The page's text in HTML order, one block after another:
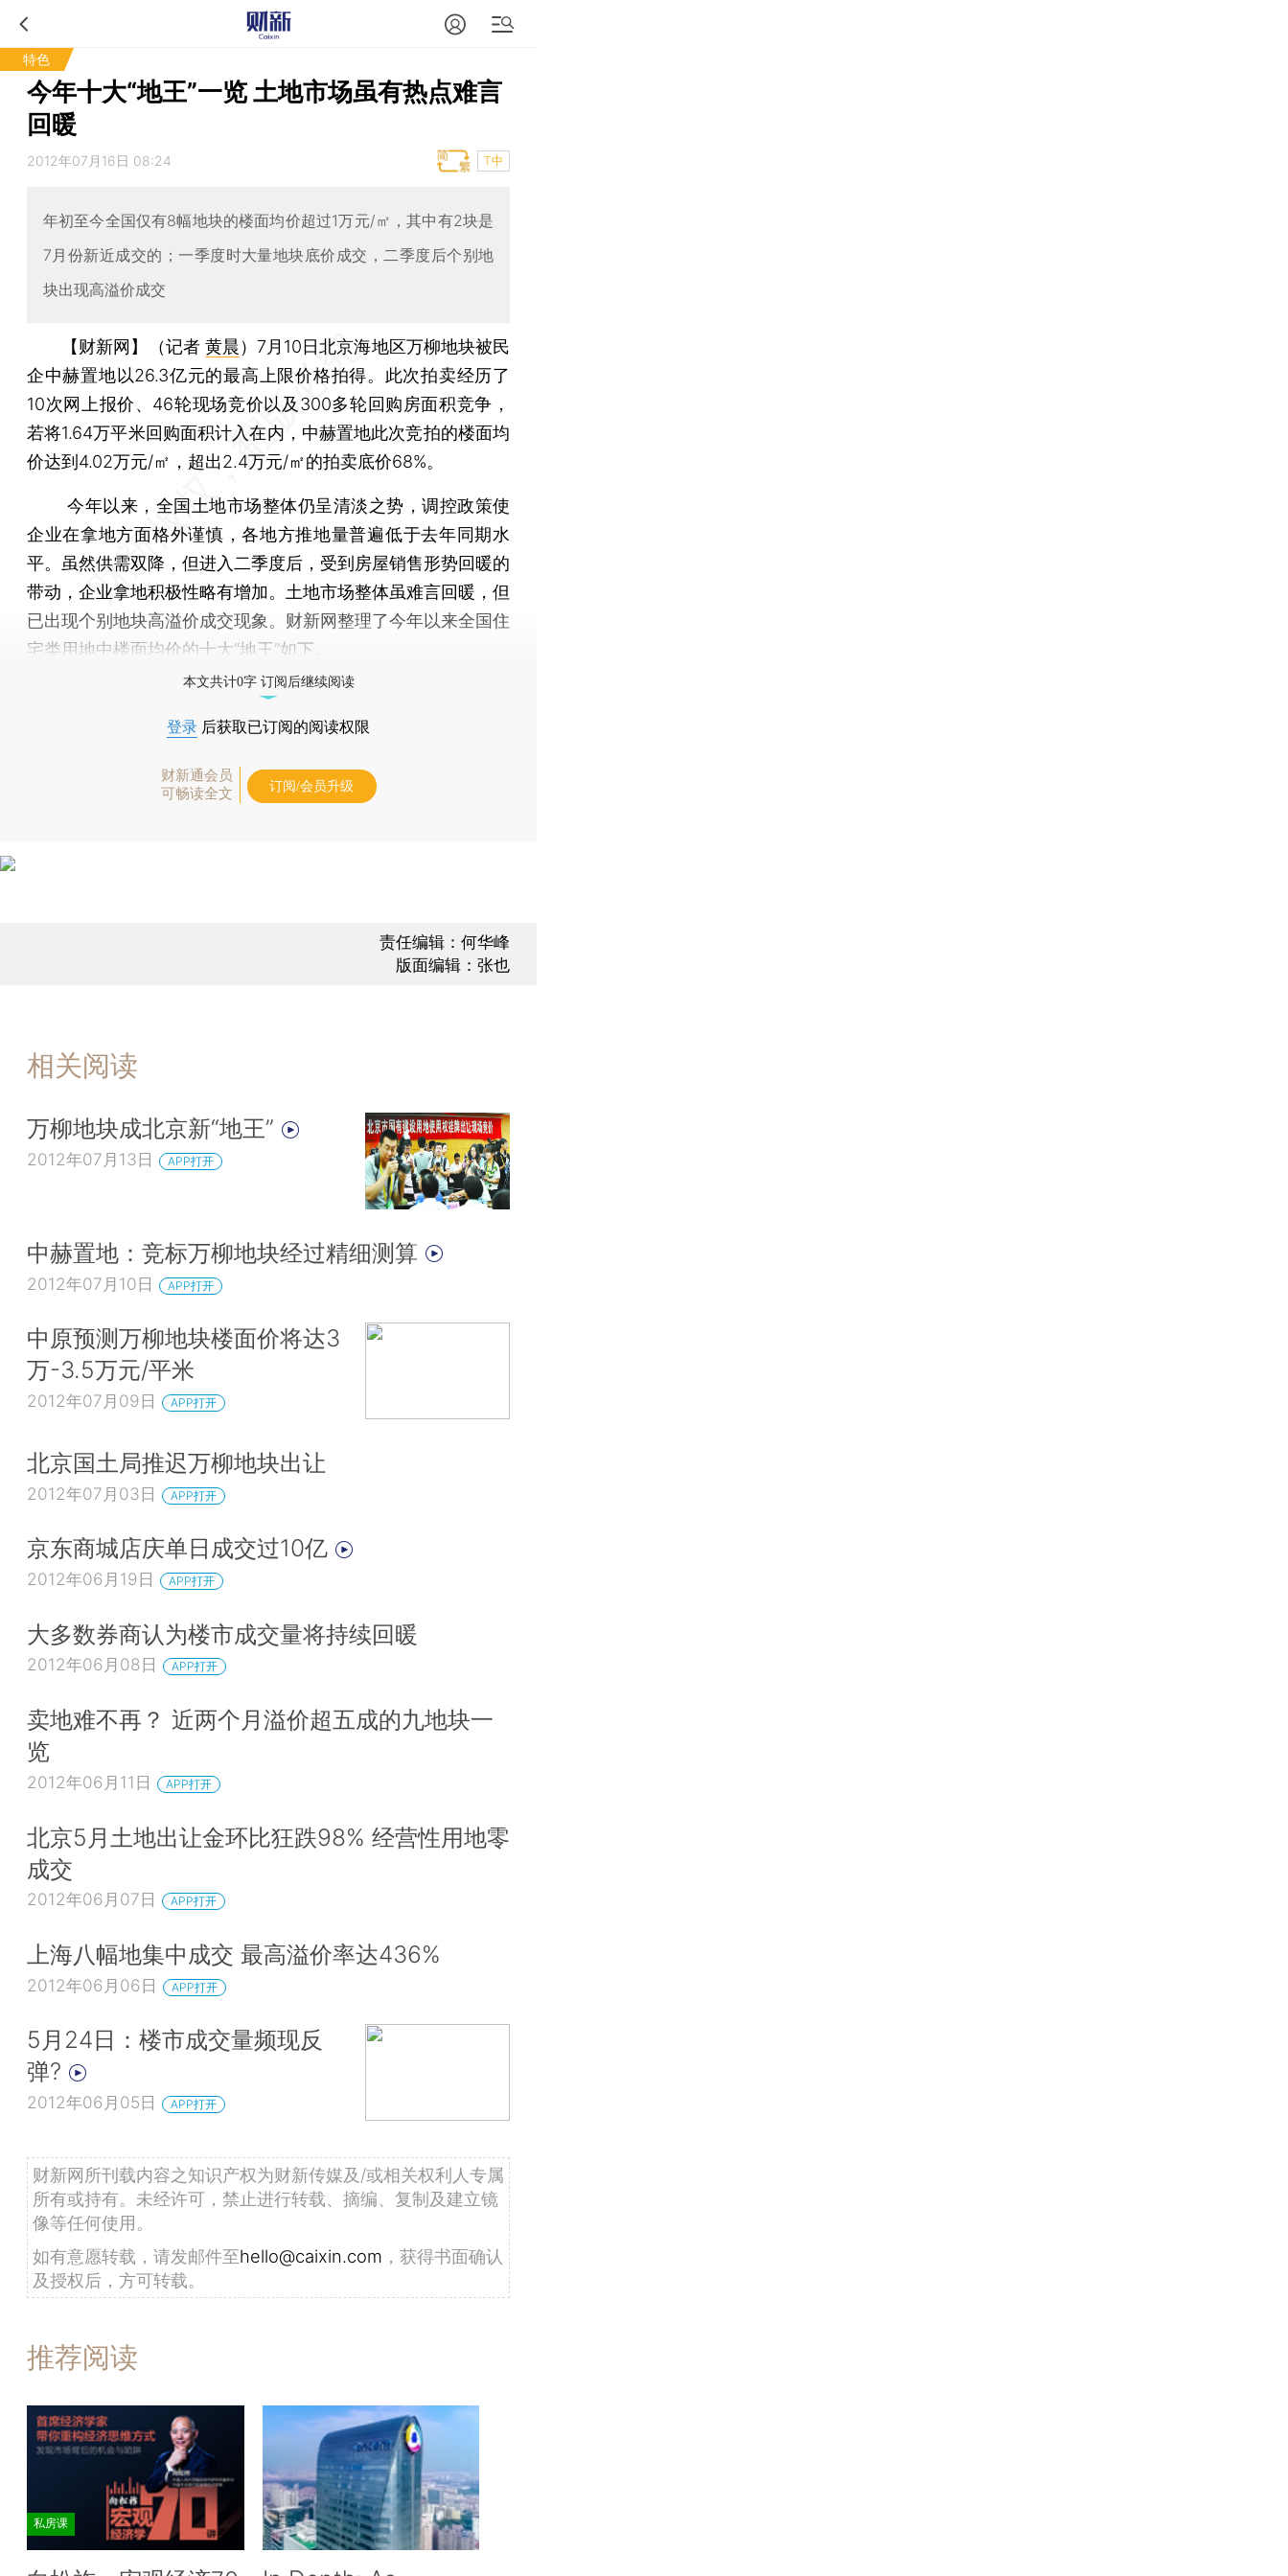
特色
今年十大“地王”一览 土地市场虽有热点难言
回暖
2012年07月16日 08:24 T中
年初至今全国仅有8幅地块的楼面均价超过1万元/㎡，其中有2块是
7月份新近成交的；一季度时大量地块底价成交，二季度后个别地
块出现高溢价成交
【财新网】（记者 黄晨） 7月10日北京海地区万柳地块被民
企中赫置地以26.3亿元的最高上限价格拍得。此次拍卖经历了
10次网上报价、46轮现场竞价以及300多轮回购房面积竞争，
若将1.64万平米回购面积计入在内，中赫置地此次竞拍的楼面均
价达到4.02万元/㎡，超出2.4万元/㎡的拍卖底价68%。
今年以来，全国土地市场整体仍呈清淡之势，调控政策使
企业在拿地方面格外谨慎，各地方推地量普遍低于去年同期水
平。虽然供需双降，但进入二季度后，受到房屋销售形势回暖的
带动，企业拿地积极性略有增加。土地市场整体虽难言回暖，但
已出现个别地块高溢价成交现象。财新网整理了今年以来全国住
宅类用地中楼面均价的十大“地王”如下。
本文共计0字 订阅后继续阅读
登录 后获取已订阅的阅读权限
财新通会员
可畅读全文
订阅/会员升级
责任编辑：何华峰
版面编辑：张也
相关阅读
万柳地块成北京新“地王”
2012年07月13日 APP打开
中赫置地：竞标万柳地块经过精细测算
2012年07月10日 APP打开
中原预测万柳地块楼面价将达3
万-3.5万元/平米
2012年07月09日 APP打开
北京国土局推迟万柳地块出让
2012年07月03日 APP打开
京东商城店庆单日成交过10亿
2012年06月19日 APP打开
大多数券商认为楼市成交量将持续回暖
2012年06月08日 APP打开
卖地难不再？ 近两个月溢价超五成的九地块一
览
2012年06月11日 APP打开
北京5月土地出让金环比狂跌98% 经营性用地零
成交
2012年06月07日 APP打开
上海八幅地集中成交 最高溢价率达436%
2012年06月06日 APP打开
5月24日：楼市成交量频现反
弹?
2012年06月05日 APP打开
财新网所刊载内容之知识产权为财新传媒及/或相关权利人专属
所有或持有。未经许可，禁止进行转载、摘编、复制及建立镜
像等任何使用。
如有意愿转载，请发邮件至hello@caixin.com ，获得书面确认
及授权后，方可转载。
推荐阅读
私房课